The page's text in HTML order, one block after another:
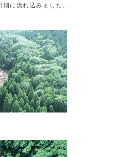
に流れ込みました。